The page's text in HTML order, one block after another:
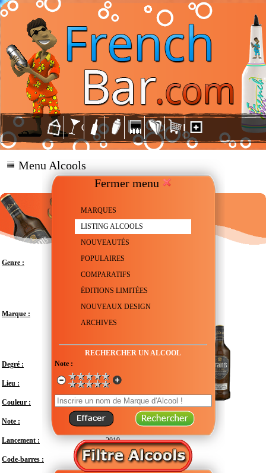
Fermer menu
MARQUES
LISTING ALCOOLS
NOUVEAUTÉS
POPULAIRES
COMPARATIFS
ÉDITIONS LIMITÉES
NOUVEAUX DESIGN
ARCHIVES
RECHERCHER UN ALCOOL
Note :
Menu Alcools
Genre : Whisky - Scotch blended
Marque :
Degré :
Lieu : Royaume-Uni - Écosse
Couleur :
Note : En attente de test
Lancement : 2019
Code-barres : 5010327255033